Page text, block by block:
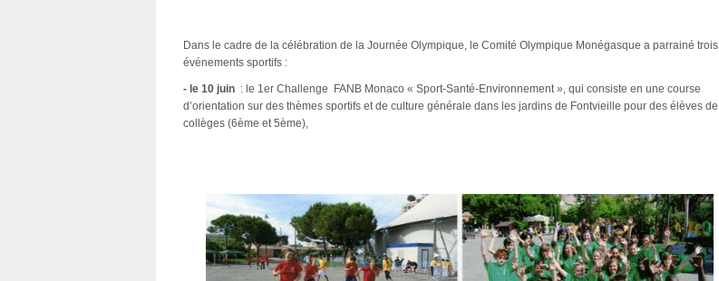
Dans le cadre de la célébration de la Journée Olympique, le Comité Olympique Monégasque a parrainé trois
événements sportifs :
- le 10 juin : le 1er Challenge FANB Monaco « Sport-Santé-Environnement », qui consiste en une course
d’orientation sur des thèmes sportifs et de culture générale dans les jardins de Fontvieille pour des élèves de
collèges (6ème et 5ème),